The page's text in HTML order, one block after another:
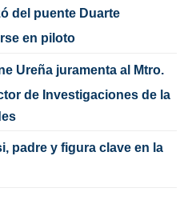
del puente Duarte
en piloto
Ureña juramenta al Mtro.
de Investigaciones de la
padre y figura clave en la